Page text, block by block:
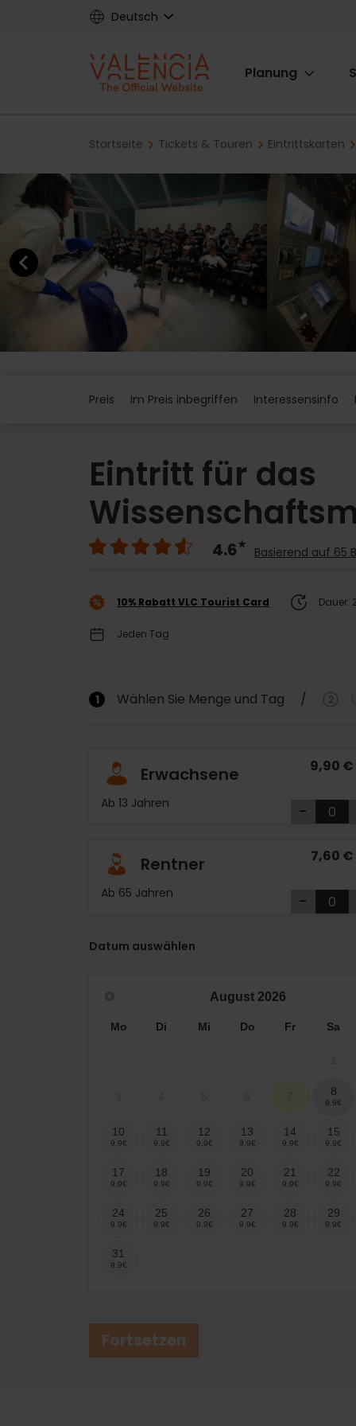
Deutsch
Main
Planung
Breadcrumb
Startseite Tickets & Touren Eintrittskarten
Previous element
Preis Im Preis inbegriffen Interessensinfo
Eintritt für das
4.6 Basierend auf 65
10% Rabatt VLC Tourist Card Dauer:
Jeden Tag
1 Wählen Sie Menge und Tag /
Erwachsene
Ab 13 Jahren
9,90 €
-
Rentner
Ab 65 Jahren
7,60 €
-
Datum auswählen
August 2026
Mo Di Mi Do Fr Sa
8
10 11 12 13 14 15
17 18 19 20 21 22
24 25 26 27 28 29
31
Fortsetzen